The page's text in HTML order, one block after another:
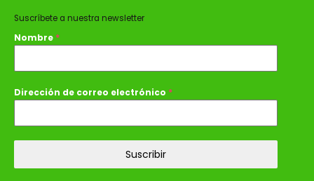
Suscríbete a nuestra newsletter
Nombre *
Dirección de correo electrónico *
Suscribir